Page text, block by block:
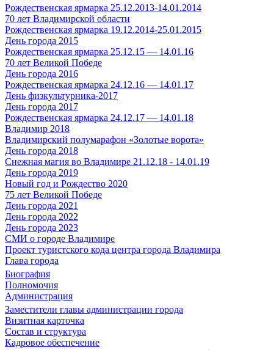
Рождественская ярмарка 25.12.2013-14.01.2014
70 лет Владимирской области
Рождественская ярмарка 19.12.2014-25.01.2015
День города 2015
Рождественская ярмарка 25.12.15 — 14.01.16
70 лет Великой Победе
День города 2016
Рождественская ярмарка 24.12.16 — 14.01.17
День физкультурника-2017
День города 2017
Рождественская ярмарка 24.12.17 — 14.01.18
Владимир 2018
Владимирский полумарафон «Золотые ворота»
День города 2018
Снежная магия во Владимире 21.12.18 - 14.01.19
День города 2019
Новый год и Рождество 2020
75 лет Великой Победе
День города 2021
День города 2022
День города 2023
СМИ о городе Владимире
Проект туристского кода центра города Владимира
Глава города
Биография
Полномочия
Администрация
Заместители главы администрации города
Визитная карточка
Состав и структура
Кадровое обеспечение